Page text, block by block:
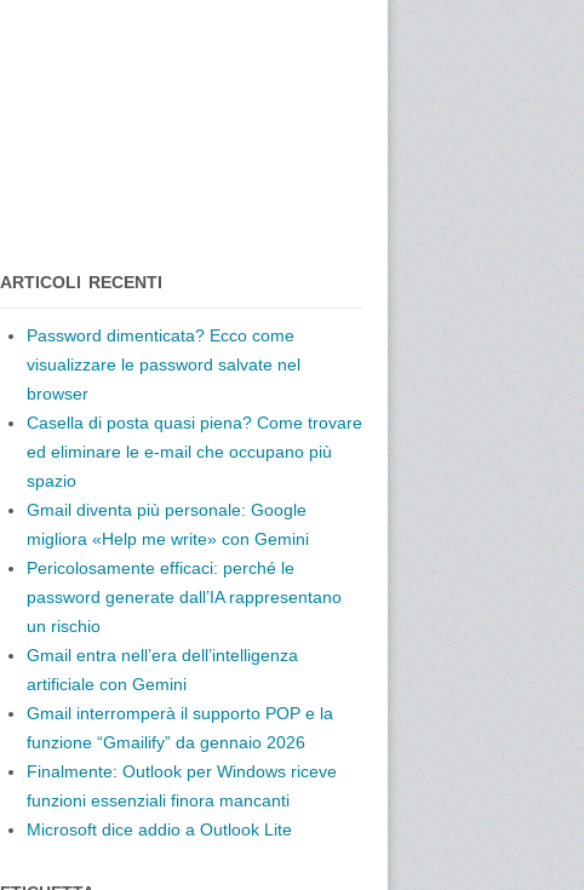
ARTICOLI RECENTI
Password dimenticata? Ecco come
visualizzare le password salvate nel
browser
Casella di posta quasi piena? Come trovare
ed eliminare le e-mail che occupano più
spazio
Gmail diventa più personale: Google
migliora «Help me write» con Gemini
Pericolosamente efficaci: perché le
password generate dall’IA rappresentano
un rischio
Gmail entra nell’era dell’intelligenza
artificiale con Gemini
Gmail interromperà il supporto POP e la
funzione “Gmailify” da gennaio 2026
Finalmente: Outlook per Windows riceve
funzioni essenziali finora mancanti
Microsoft dice addio a Outlook Lite